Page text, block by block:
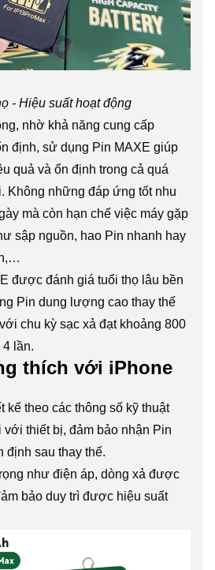
- Hiệu suất hoạt động
nhờ khả năng cung cấp
định, sử dụng Pin MAXE giúp
quả và ổn định trong cả quá
Không những đáp ứng tốt nhu
mà còn hạn chế việc máy gặp
sập nguồn, hao Pin nhanh hay
được đánh giá tuổi thọ lâu bền
Pin dung lượng cao thay thế
chu kỳ sạc xả đạt khoảng 800
lần.
thích với iPhone
kế theo các thông số kỹ thuật
thiết bị, đảm bảo nhận Pin
định sau thay thế.
như điện áp, dòng xả được
bảo duy trì được hiệu suất